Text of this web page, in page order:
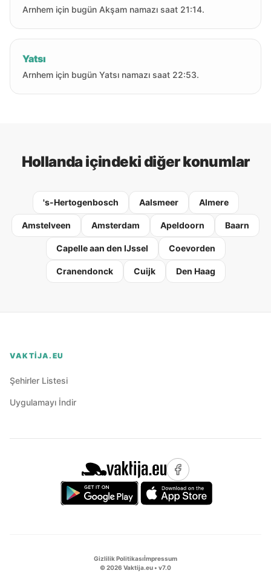
Arnhem için bugün Akşam namazı saat 21:14.
Yatsı
Arnhem için bugün Yatsı namazı saat 22:53.
Hollanda içindeki diğer konumlar
's-Hertogenbosch Aalsmeer Almere
Amstelveen Amsterdam Apeldoorn Baarn
Capelle aan den IJssel Coevorden
Cranendonck Cuijk Den Haag
VAKTIJA.EU
Şehirler Listesi
Uygulamayı İndir
Gizlilik Politikasıİmpressum
©2026 Vaktija.eu • v7.0